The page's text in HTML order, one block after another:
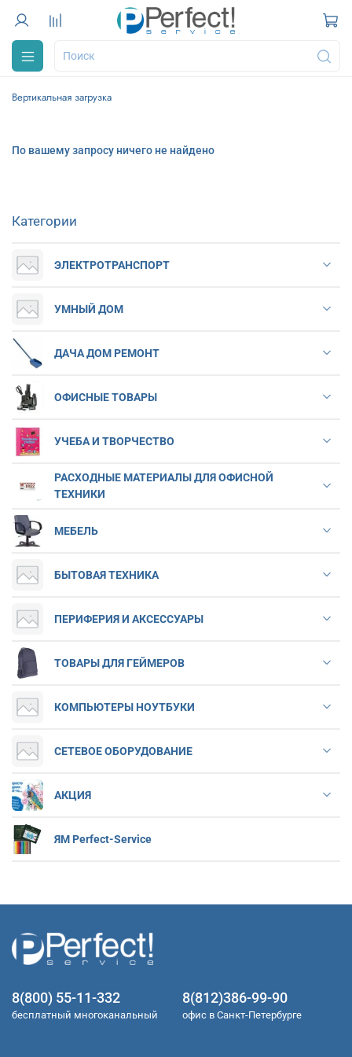
Вертикальная загрузка
По вашему запросу ничего не найдено
Категории
ЭЛЕКТРОТРАНСПОРТ
УМНЫЙ ДОМ
ДАЧА ДОМ РЕМОНТ
ОФИСНЫЕ ТОВАРЫ
УЧЕБА И ТВОРЧЕСТВО
РАСХОДНЫЕ МАТЕРИАЛЫ ДЛЯ ОФИСНОЙ
ТЕХНИКИ
МЕБЕЛЬ
БЫТОВАЯ ТЕХНИКА
ПЕРИФЕРИЯ И АКСЕССУАРЫ
ТОВАРЫ ДЛЯ ГЕЙМЕРОВ
КОМПЬЮТЕРЫ НОУТБУКИ
СЕТЕВОЕ ОБОРУДОВАНИЕ
АКЦИЯ
ЯМ Perfect-Service
8(800) 55-11-332
бесплатный многоканальный
8(812)386-99-90
офис в Санкт-Петербурге